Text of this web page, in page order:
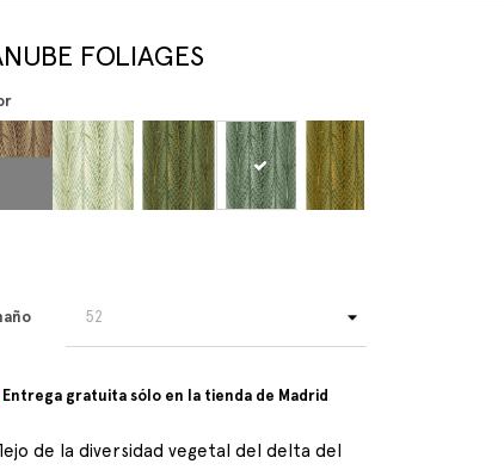
FOLIAGES
Entrega gratuita sólo en la tienda de Madrid
de la diversidad vegetal del delta del